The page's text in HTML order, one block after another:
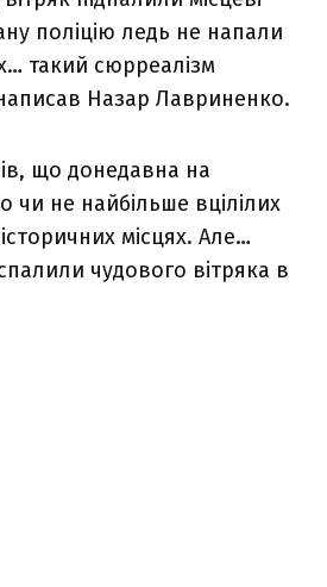
поліцію ледь не напали
такий сюрреалізм
Назар Лавриненко.
що донедавна на
чи не найбільше вцілілих
історичних місцях. Але…
чудового вітряка в